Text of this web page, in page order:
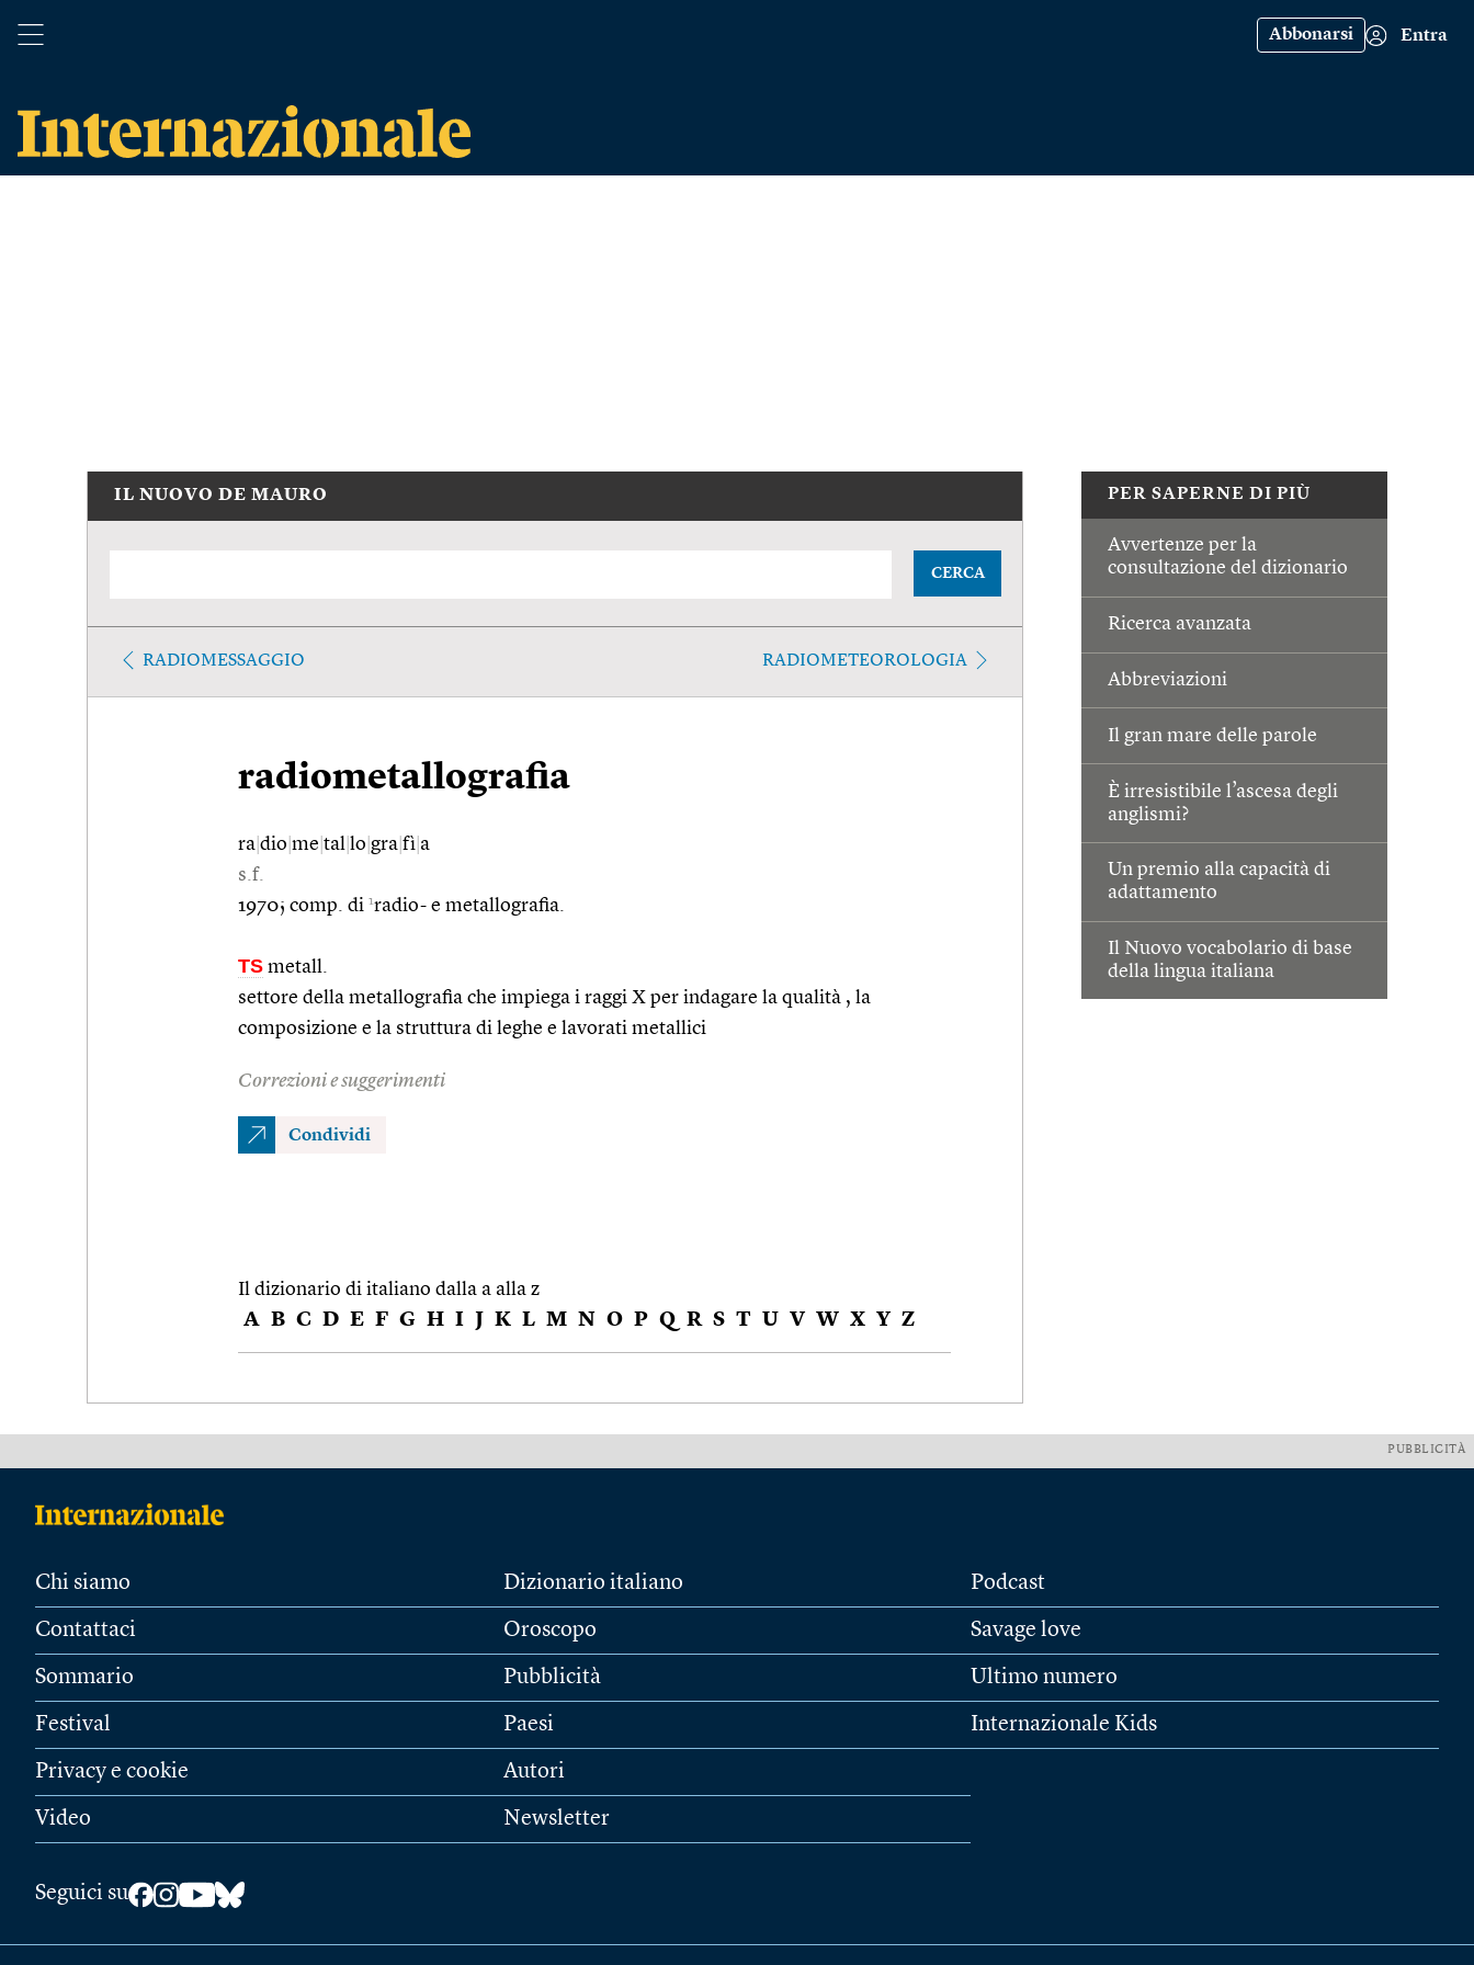
Abbonarsi Entra
PER SAPERNE DI PIÙ
Avvertenze per la
consultazione del dizionario
Ricerca avanzata
Abbreviazioni
Il gran mare delle parole
È irresistibile l’ascesa degli
anglismi?
Un premio alla capacità di
adattamento
Il Nuovo vocabolario di base
della lingua italiana
IL NUOVO DE MAURO
CERCA
RADIOMESSAGGIO RADIOMETEOROLOGIA
radiometallografia
ra dio me tal lo gra fì a
s.f.
1970; comp. di 1radio- e metallografia.
TS metall.
settore della metallografia che impiega i raggi X per indagare la qualità , la
composizione e la struttura di leghe e lavorati metallici
Correzioni e suggerimenti
Condividi
Il dizionario di italiano dalla a alla z
A B C D E F G H I J K L M N O P Q R S T U V W X Y Z
PUBBLICITÀ
Chi siamo
Contattaci
Sommario
Festival
Privacy e cookie
Video
Dizionario italiano
Oroscopo
Pubblicità
Paesi
Autori
Newsletter
Podcast
Savage love
Ultimo numero
Internazionale Kids
Seguici su